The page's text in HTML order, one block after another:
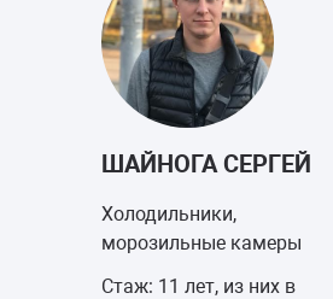
ШАЙНОГА СЕРГЕЙ
Холодильники,
морозильные камеры
Стаж: 11 лет, из них в